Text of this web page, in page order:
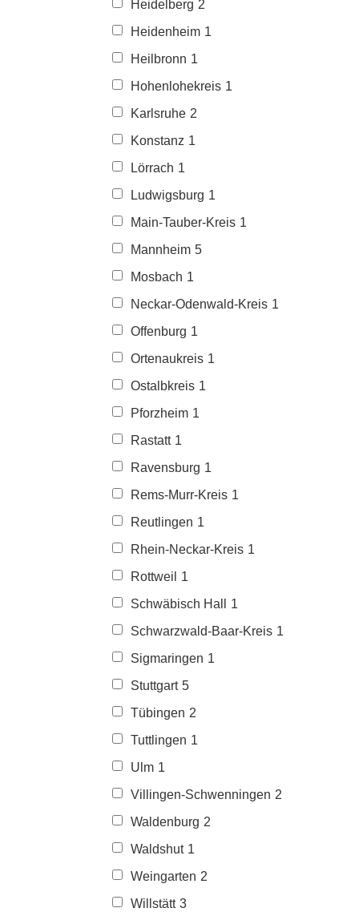
Heidelberg 2
Heidenheim 1
Heilbronn 1
Hohenlohekreis 1
Karlsruhe 2
Konstanz 1
Lörrach 1
Ludwigsburg 1
Main-Tauber-Kreis 1
Mannheim 5
Mosbach 1
Neckar-Odenwald-Kreis 1
Offenburg 1
Ortenaukreis 1
Ostalbkreis 1
Pforzheim 1
Rastatt 1
Ravensburg 1
Rems-Murr-Kreis 1
Reutlingen 1
Rhein-Neckar-Kreis 1
Rottweil
1
Schwäbisch Hall
1
Schwarzwald-Baar-Kreis 1
Sigmaringen 1
Stuttgart 5
Tübingen 2
Tuttlingen 1
Ulm 1
Villingen-Schwenningen 2
Waldenburg 2
Waldshut 1
Weingarten 2
Willstätt 3